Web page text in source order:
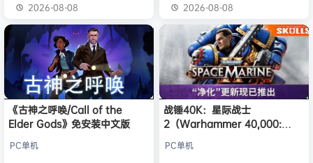
2026-08-08 2026-08-08
《古神之呼唤/Call of the
Elder Gods》免安装中文版
PC单机
战锤40K：星际战士
2（Warhammer 40,000:
版
PC单机